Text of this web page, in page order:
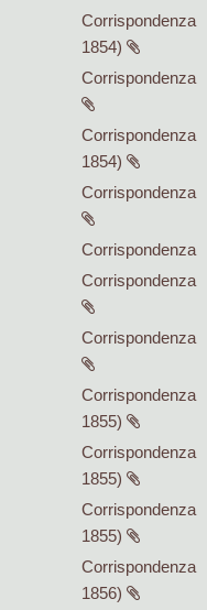
Corrispondenza
1854)
Corrispondenza
Corrispondenza
1854)
Corrispondenza
Corrispondenza
Corrispondenza
Corrispondenza
Corrispondenza
1855)
Corrispondenza
1855)
Corrispondenza
1855)
Corrispondenza
1856)